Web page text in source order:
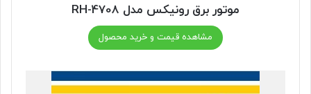
موتور برق رونیکس مدل RH-4708
مشاهده قیمت و خرید محصول